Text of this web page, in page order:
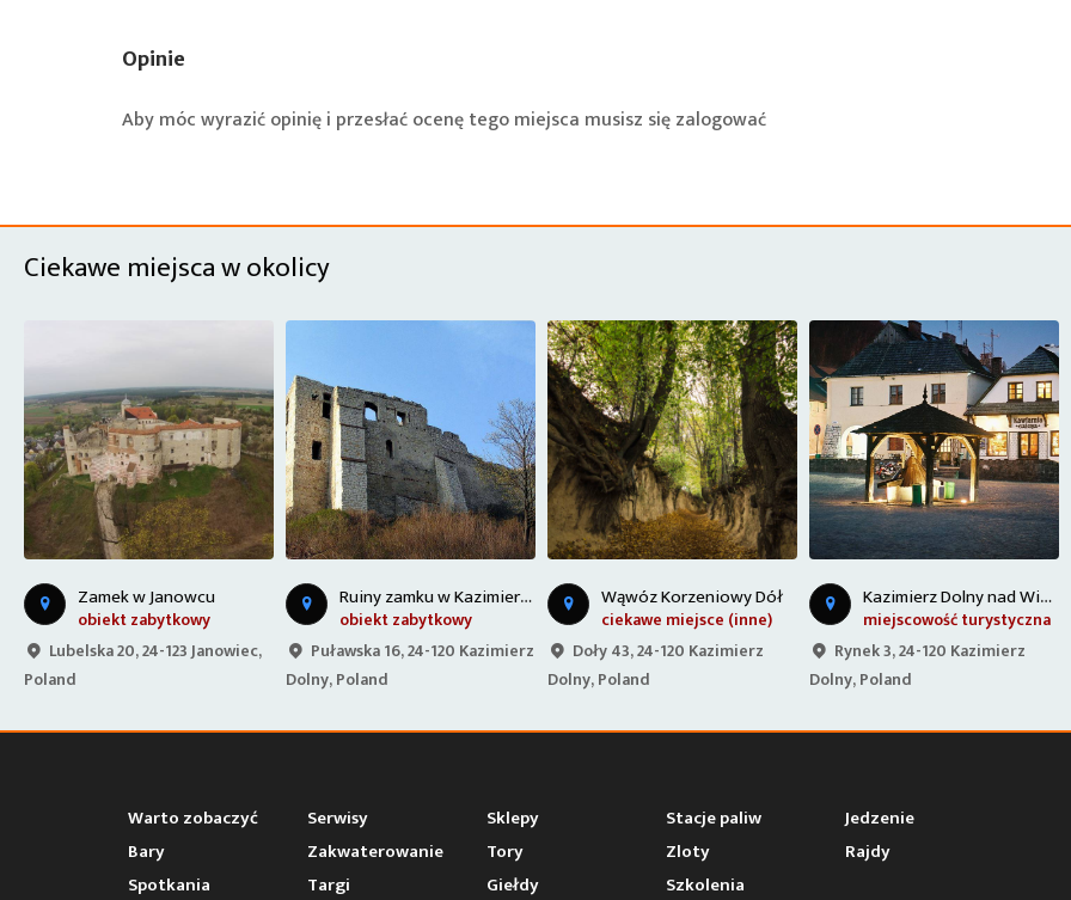
Opinie
Aby móc wyrazić opinię i przesłać ocenę tego miejsca musisz sięzalogować
Ciekawe miejsca w okolicy
Zamek w Janowcu
obiekt zabytkowy
Lubelska 20, 24-123 Janowiec,
Poland
R
uiny zamku w Kazimierzu Dolnym
obiekt zabytkowy
Puławska 16, 24-120 Kazimierz
Dolny, Poland
Wąwóz Korzeniowy Dół
ciekawe miejsce (inne)
Doły 43, 24-120 Kazimierz
Dolny, Poland
K
azimierz Dolny nad Wisłą
miejscowość turystyczna
Rynek 3, 24-120 Kazimierz
Dolny, Poland
Warto zobaczyć Serwisy Sklepy Stacje paliw
Jedzenie
Bary
Zakwaterowanie Tory Zloty
Rajdy
Spotkania
Targi Giełdy Szkolenia